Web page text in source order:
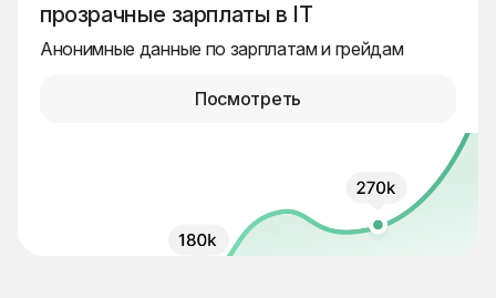
прозрачные зарплаты в IT
Анонимные данные по зарплатам и грейдам
Посмотреть